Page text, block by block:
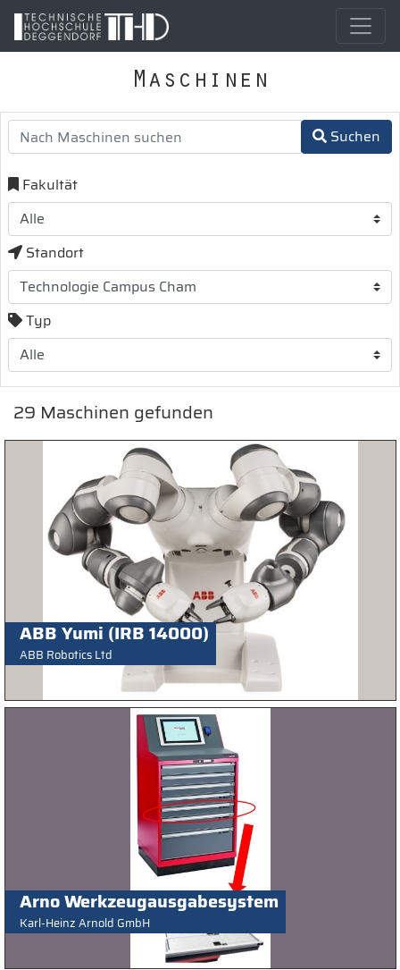
Maschinen
Suchen
Fakultät
Standort
Typ
29 Maschinen gefunden
ABB Yumi (IRB 14000)
ABB Robotics Ltd
Arno Werkzeugausgabesystem
Karl-Heinz Arnold GmbH